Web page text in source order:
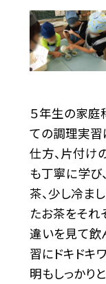
５年生の家庭
ての調理実習
仕方、片付け
も丁寧に学び
茶、少し冷ま
たお茶をそれ
違いを見て飲
習にドキドキ
明もしっかり